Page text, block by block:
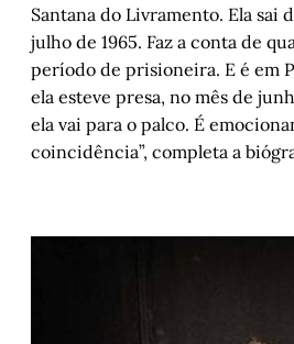
Santana do Livramento. Ela sai
julho de 1965. Faz a conta de
período de prisioneira. E é em
ela esteve presa, no mês de
ela vai para o palco. É
coincidência”, completa a